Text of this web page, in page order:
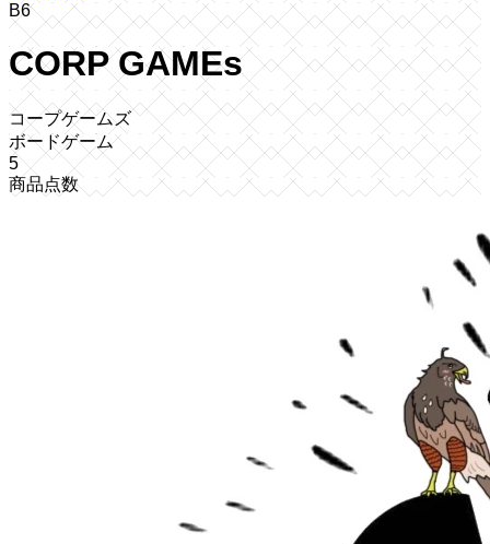
B6
CORP GAMEs
コープゲームズ
ボードゲーム
5
商品点数